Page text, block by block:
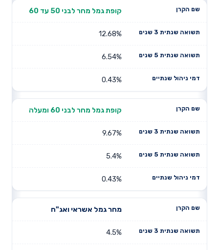
קופת גמל מחר לבני 50 עד 60
12.68%
6.54%
0.43%
קופת גמל מחר לבני 60 ומעלה
9.67%
5.4%
0.43%
מחר גמל אשראי ואג"ח
4.5%